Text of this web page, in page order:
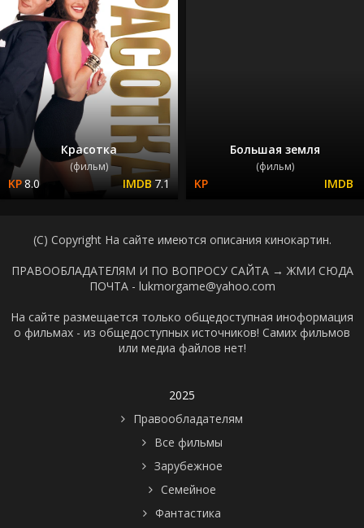
Красотка
(фильм)
8.0 7.1
Большая земля
(фильм)
(C) Copyright На сайте имеются описания кинокартин.
ПРАВООБЛАДАТЕЛЯМ И ПО ВОПРОСУ САЙТА → ЖМИ СЮДА
ПОЧТА - lukmorgame@yahoo.com
На сайте размещается только общедоступная иноформация
о фильмах - из общедоступных источников! Самих фильмов
или медиа файлов нет!
2025
Правообладателям
Все фильмы
Зарубежное
Семейное
Фантастика